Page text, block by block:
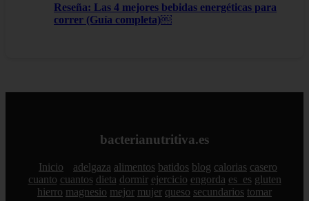
Reseña: Las 4 mejores bebidas energéticas para
correr (Guía completa)￼
bacterianutritiva.es
Inicio adelgaza alimentos batidos blog calorias casero
cuanto cuantos dieta dormir ejercicio engorda es_es gluten
hierro magnesio mejor mujer queso secundarios tomar